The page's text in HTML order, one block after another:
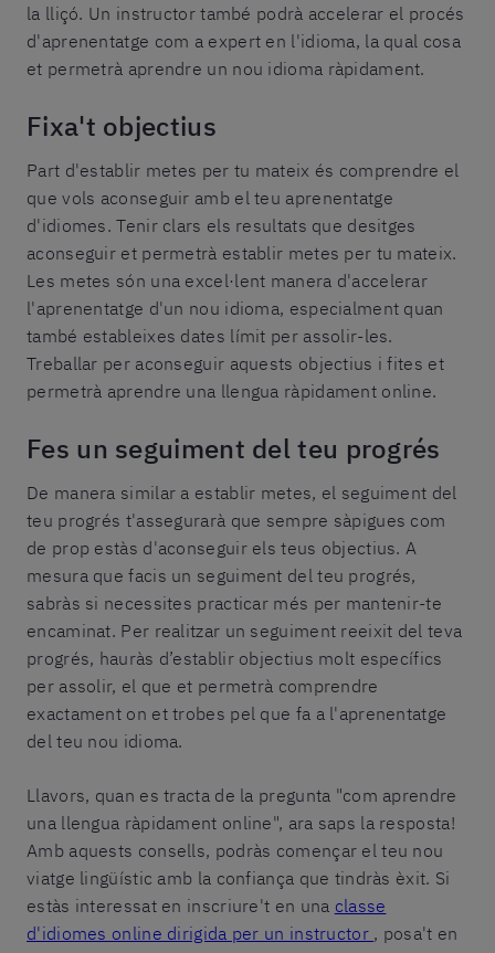
la lliçó. Un instructor també podrà accelerar el procés
d'aprenentatge com a expert en l'idioma, la qual cosa
et permetrà aprendre un nou idioma ràpidament.
Fixa't objectius
Part d'establir metes per tu mateix és comprendre el
que vols aconseguir amb el teu aprenentatge
d'idiomes. Tenir clars els resultats que desitges
aconseguir et permetrà establir metes per tu mateix.
Les metes són una excel·lent manera d'accelerar
l'aprenentatge d'un nou idioma, especialment quan
també estableixes dates límit per assolir-les.
Treballar per aconseguir aquests objectius i fites et
permetrà aprendre una llengua ràpidament online.
Fes un seguiment del teu progrés
De manera similar a establir metes, el seguiment del
teu progrés t'assegurarà que sempre sàpigues com
de prop estàs d'aconseguir els teus objectius. A
mesura que facis un seguiment del teu progrés,
sabràs si necessites practicar més per mantenir-te
encaminat. Per realitzar un seguiment reeixit del teva
progrés, hauràs d’establir objectius molt específics
per assolir, el que et permetrà comprendre
exactament on et trobes pel que fa a l'aprenentatge
del teu nou idioma.
Llavors, quan es tracta de la pregunta "com aprendre
una llengua ràpidament online", ara saps la resposta!
Amb aquests consells, podràs començar el teu nou
viatge lingüístic amb la confiança que tindràs èxit. Si
estàs interessat en inscriure't en una classe
d'idiomes online dirigida per un instructor , posa't en